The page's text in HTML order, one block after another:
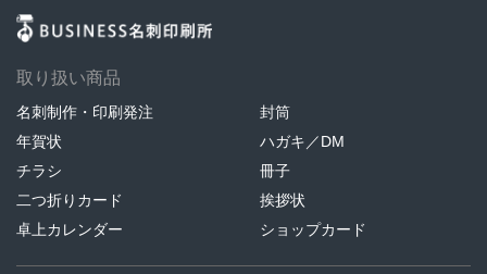
取り扱い商品
名刺制作・印刷発注
封筒
年賀状
ハガキ／DM
チラシ
冊子
二つ折りカード
挨拶状
卓上カレンダー
ショップカード